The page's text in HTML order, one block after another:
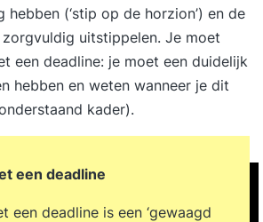
hebben (‘stip op de horzion’) en de
uitstippelen. Je moet
een deadline: je moet een duidelijk
hebben en weten wanneer je dit
kader).
een deadline
een deadline is een ‘gewaagd